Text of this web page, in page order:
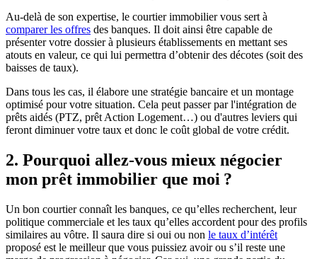
Au-delà de son expertise, le courtier immobilier vous sert à
comparer les offres des banques. Il doit ainsi être capable de
présenter votre dossier à plusieurs établissements en mettant ses
atouts en valeur, ce qui lui permettra d’obtenir des décotes (soit des
baisses de taux).
Dans tous les cas, il élabore une stratégie bancaire et un montage
optimisé pour votre situation. Cela peut passer par l'intégration de
prêts aidés (PTZ, prêt Action Logement…) ou d'autres leviers qui
feront diminuer votre taux et donc le coût global de votre crédit.
2. Pourquoi allez-vous mieux négocier
mon prêt immobilier que moi ?
Un bon courtier connaît les banques, ce qu’elles recherchent, leur
politique commerciale et les taux qu’elles accordent pour des profils
similaires au vôtre. Il saura dire si oui ou non le taux d’intérêt
proposé est le meilleur que vous puissiez avoir ou s’il reste une